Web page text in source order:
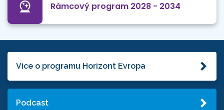
Rámcový program 2028 - 2034
Více o programu Horizont Evropa
Podcast